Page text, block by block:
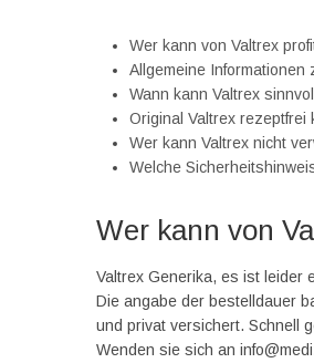
Wer kann von Valtrex
Allgemeine Informationen
Wann kann Valtrex
Original Valtrex rezeptfrei
Wer kann Valtrex nicht
Welche
Wer kann von
Valtrex Generika, es ist leider
Die angabe der bestelldauer
und privat versichert. Schnell
Wenden sie sich an